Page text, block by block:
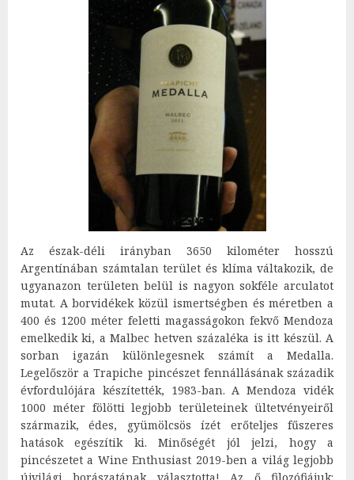
Az észak-déli irányban 3650 kilométer hosszú
Argentínában számtalan terület és klíma váltakozik, de
ugyanazon területen belül is nagyon sokféle arculatot
mutat. A borvidékek közül ismertségben és méretben a
400 és 1200 méter feletti magasságokon fekvő Mendoza
emelkedik ki, a Malbec hetven százaléka is itt készül. A
sorban igazán különlegesnek számít a Medalla.
Legelőször a Trapiche pincészet fennállásának századik
évfordulójára készítették, 1983-ban. A Mendoza vidék
1000 méter fölötti legjobb területeinek ültetvényeiről
származik, édes, gyümölcsös ízét erőteljes fűszeres
hatások egészítik ki. Minőségét jól jelzi, hogy a
pincészetet a Wine Enthusiast 2019-ben a világ legjobb